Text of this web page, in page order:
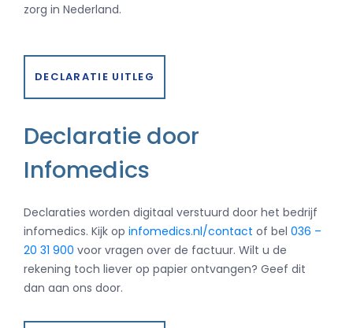
zorg in Nederland.
DECLARATIE UITLEG
Declaratie door
Infomedics
Declaraties worden digitaal verstuurd door het bedrijf
infomedics. Kijk op infomedics.nl/contact of bel 036 –
20 31 900 voor vragen over de factuur. Wilt u de
rekening toch liever op papier ontvangen? Geef dit
dan aan ons door.